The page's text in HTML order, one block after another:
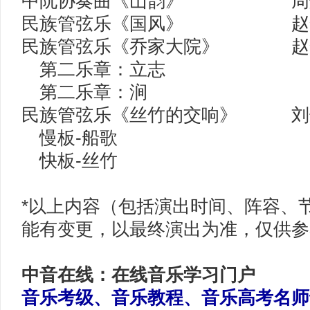
民族管弦乐《国风》 赵
民族管弦乐《乔家大院》 赵
第二乐章：立志
第二乐章：涧
民族管弦乐《丝竹的交响》 刘
慢板-船歌
快板-丝竹
*以上内容（包括演出时间、阵容、
能有变更，以最终演出为准，仅供
中音在线：在线音乐学习门户
音乐考级、音乐教程、音乐高考名